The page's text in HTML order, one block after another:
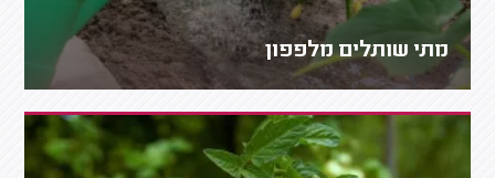
מתי שותלים מלפפון